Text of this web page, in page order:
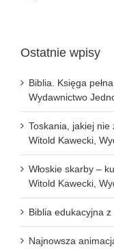
Ostatnie wpisy
Biblia. Księga
Wydawnictwo
Toskania, jakiej nie
Witold Kawecki,
Włoskie skarby –
Witold Kawecki,
Biblia edukacyjna
Najnowsza